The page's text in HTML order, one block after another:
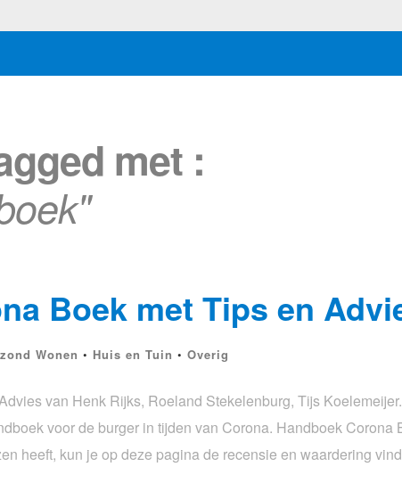
met :
Boek met Tips en
Wonen • Huis en Tuin • Overig
van Henk Rijks, Roeland Stekelenburg, Tijs
voor de burger in tijden van Corona. Handboek Corona
heeft, kun je op deze pagina de recensie en waardering